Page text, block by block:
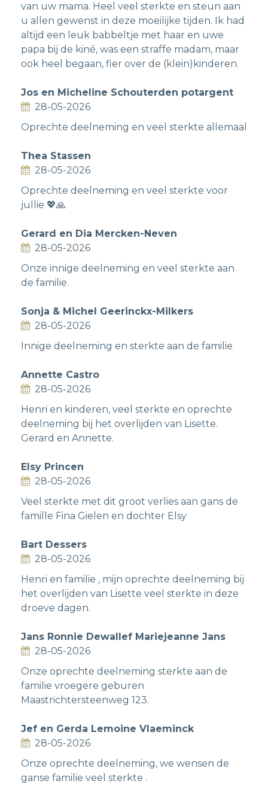
van uw mama. Heel veel sterkte en steun aan
u allen gewenst in deze moeilijke tijden. Ik had
altijd een leuk babbeltje met haar en uwe
papa bij de kiné, was een straffe madam, maar
ook heel begaan, fier over de (klein)kinderen.
Jos en Micheline Schouterden potargent
28-05-2026
Oprechte deelneming en veel sterkte allemaal
Thea Stassen
28-05-2026
Oprechte deelneming en veel sterkte voor
jullie 💖🙏
Gerard en Dia Mercken-Neven
28-05-2026
Onze innige deelneming en veel sterkte aan
de familie.
Sonja & Michel Geerinckx-Milkers
28-05-2026
Innige deelneming en sterkte aan de familie
Annette Castro
28-05-2026
Henri en kinderen, veel sterkte en oprechte
deelneming bij het overlijden van Lisette.
Gerard en Annette.
Elsy Princen
28-05-2026
Veel sterkte met dit groot verlies aan gans de
famille Fina Gielen en dochter Elsy
Bart Dessers
28-05-2026
Henri en familie , mijn oprechte deelneming bij
het overlijden van Lisette veel sterkte in deze
droeve dagen.
Jans Ronnie Dewallef Mariejeanne Jans
28-05-2026
Onze oprechte deelneming sterkte aan de
familie vroegere geburen
Maastrichtersteenweg 123.
Jef en Gerda Lemoine Vlaeminck
28-05-2026
Onze oprechte deelneming, we wensen de
ganse familie veel sterkte .